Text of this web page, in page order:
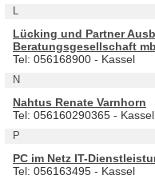
Lücking und Partner
Beratungsgesellschaft
Tel: 056168900 - Kassel
N
Nahtus Renate Varnhorn
Tel: 056160290365 - Kassel
P
PC im Netz IT-
Tel: 056163495 - Kassel